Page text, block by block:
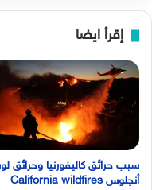
إقرأ ايضا
سبب حرائق كاليفورنيا وحرائق
أنجلوس California wildfires